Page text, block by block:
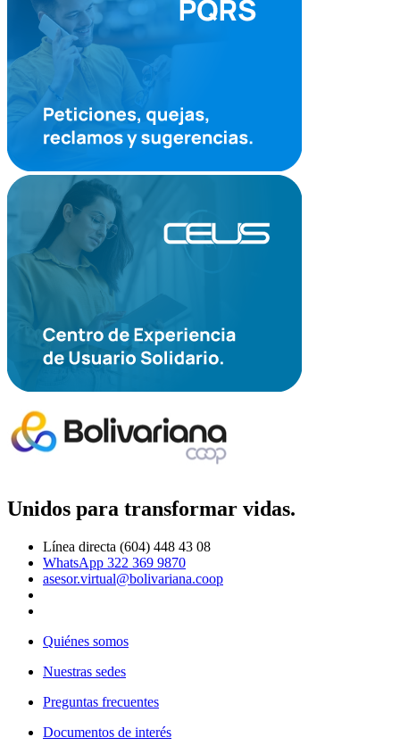
Unidos para transformar vidas.
Línea directa (604) 448 43 08
WhatsApp 322 369 9870
asesor.virtual@bolivariana.coop
Quiénes somos
Nuestras sedes
Preguntas frecuentes
Documentos de interés